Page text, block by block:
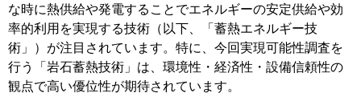
な時に熱供給や発電することでエネルギーの安定供給や効
率的利用を実現する技術（以下、「蓄熱エネルギー技
術」）が注目されています。特に、今回実現可能性調査を
行う「岩石蓄熱技術」は、環境性・経済性・設備信頼性の
観点で高い優位性が期待されています。